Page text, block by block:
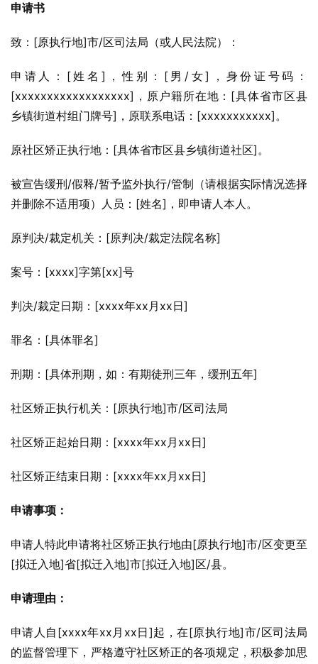
申请书
致：[原执行地]市/区司法局（或人民法院）：
申请人：[姓名]，性别：[男/女]，身份证号码：
[xxxxxxxxxxxxxxxxxx]，原户籍所在地：[具体省市区县
乡镇街道村组门牌号]，原联系电话：[xxxxxxxxxxx]。
原社区矫正执行地：[具体省市区县乡镇街道社区]。
被宣告缓刑/假释/暂予监外执行/管制（请根据实际情况选择
并删除不适用项）人员：[姓名]，即申请人本人。
原判决/裁定机关：[原判决/裁定法院名称]
案号：[xxxx]字第[xx]号
判决/裁定日期：[xxxx年xx月xx日]
罪名：[具体罪名]
刑期：[具体刑期，如：有期徒刑三年，缓刑五年]
社区矫正执行机关：[原执行地]市/区司法局
社区矫正起始日期：[xxxx年xx月xx日]
社区矫正结束日期：[xxxx年xx月xx日]
申请事项：
申请人特此申请将社区矫正执行地由[原执行地]市/区变更至
[拟迁入地]省[拟迁入地]市[拟迁入地]区/县。
申请理由：
申请人自[xxxx年xx月xx日]起，在[原执行地]市/区司法局
的监督管理下，严格遵守社区矫正的各项规定，积极参加思